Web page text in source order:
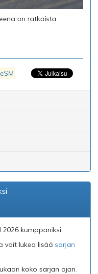
on ratkaista
2026 kumppaniksi.
voit lukea lisää sarjan
koko sarjan ajan.